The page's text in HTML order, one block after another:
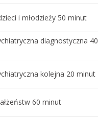
i młodzieży 50 minut
diagnostyczna 40
kolejna 20 minut
60 minut